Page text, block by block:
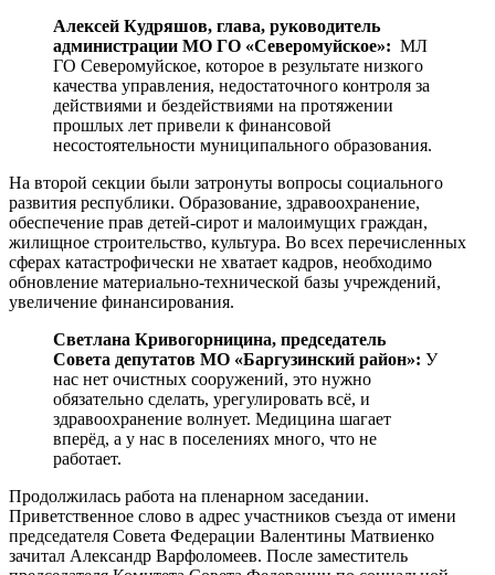
Алексей Кудряшов, глава, руководитель
администрации МО ГО «Северомуйское»: МЛ
ГО Северомуйское, которое в результате низкого
качества управления, недостаточного контроля за
действиями и бездействиями на протяжении
прошлых лет привели к финансовой
несостоятельности муниципального образования.
На второй секции были затронуты вопросы социального
развития республики. Образование, здравоохранение,
обеспечение прав детей-сирот и малоимущих граждан,
жилищное строительство, культура. Во всех перечисленных
сферах катастрофически не хватает кадров, необходимо
обновление материально-технической базы учреждений,
увеличение финансирования.
Светлана Кривогорницина, председатель
Совета депутатов МО «Баргузинский район»: У
нас нет очистных сооружений, это нужно
обязательно сделать, урегулировать всё, и
здравоохранение волнует. Медицина шагает
вперёд, а у нас в поселениях много, что не
работает.
Продолжилась работа на пленарном заседании.
Приветственное слово в адрес участников съезда от имени
председателя Совета Федерации Валентины Матвиенко
зачитал Александр Варфоломеев. После заместитель